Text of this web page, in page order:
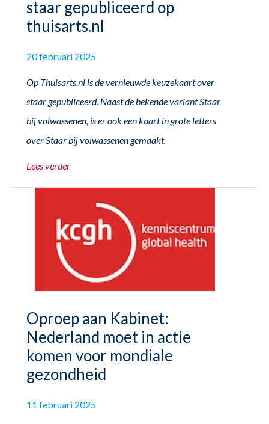
staar gepubliceerd op
thuisarts.nl
20 februari 2025
Op Thuisarts.nl is de vernieuwde keuzekaart over
staar gepubliceerd. Naast de bekende variant Staar
bij volwassenen, is er ook een kaart in grote letters
over Staar bij volwassenen gemaakt.
Lees verder
Oproep aan Kabinet:
Nederland moet in actie
komen voor mondiale
gezondheid
11 februari 2025